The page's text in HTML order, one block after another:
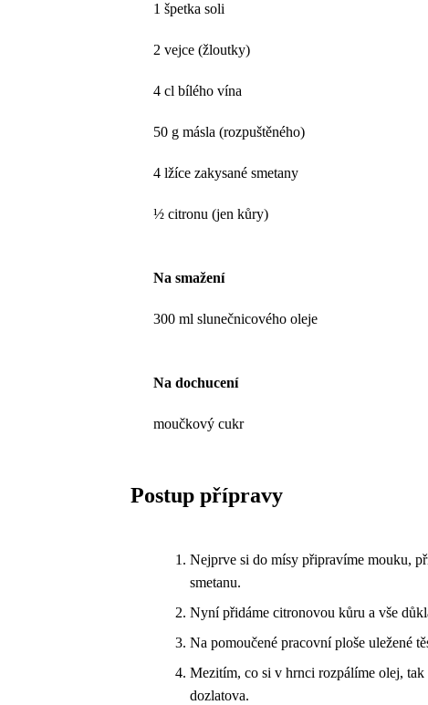
1 špetka soli
2 vejce (žloutky)
4 cl bílého vína
50 g másla (rozpuštěného)
4 lžíce zakysané smetany
½ citronu (jen kůry)
Na smažení
300 ml slunečnicového oleje
Na dochucení
moučkový cukr
Postup přípravy
Nejprve si do mísy připravíme mouku,
smetanu.
Nyní přidáme citronovou kůru a vše
Na pomoučené pracovní ploše uležené
Mezitím, co si v hrnci rozpálíme olej,
dozlatova.